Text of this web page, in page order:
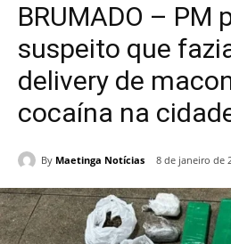
BRUMADO – PM
suspeito que
delivery de
cocaína na
By Maetinga Notícias 8 de janeiro de